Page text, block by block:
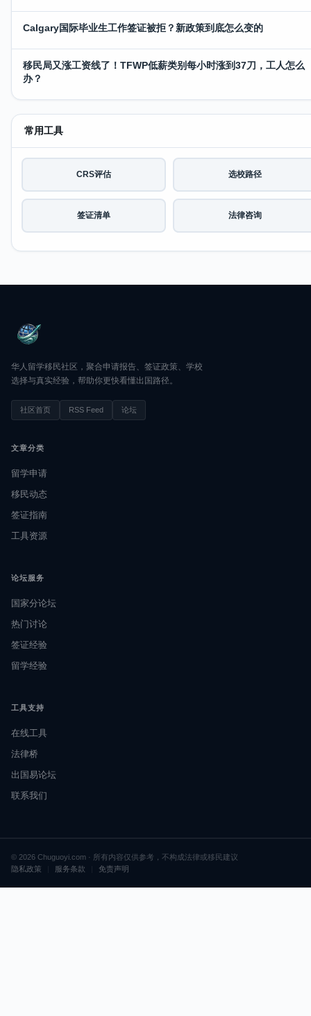
Calgary国际毕业生工作签证被拒？新政策到底怎么变的
移民局又涨工资线了！TFWP低薪类别每小时涨到37刀，工人怎么
办？
常用工具
CRS评估 选校路径
签证清单 法律咨询
华人留学移民社区，聚合申请报告、签证政策、学校
选择与真实经验，帮助你更快看懂出国路径。
社区首页 RSS Feed 论坛
文章分类
留学申请
移民动态
签证指南
工具资源
论坛服务
国家分论坛
热门讨论
签证经验
留学经验
工具支持
在线工具
法律桥
出国易论坛
联系我们
© 2026 Chuguoyi.com · 所有内容仅供参考，不构成法律或移民建议
隐私政策
服务条款 免责声明